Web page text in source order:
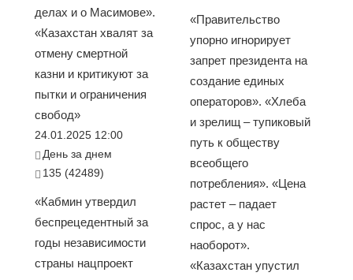
делах и о Масимове».
«Казахстан хвалят за
отмену смертной
казни и критикуют за
пытки и ограничения
свобод»
24.01.2025 12:00
День за днем
135 (42489)
«Кабмин утвердил
беспрецедентный за
годы независимости
страны нацпроект
«Правительство
упорно игнорирует
запрет президента на
создание единых
операторов». «Хлеба
и зрелищ – тупиковый
путь к обществу
всеобщего
потребления». «Цена
растет – падает
спрос, а у нас
наоборот».
«Казахстан упустил